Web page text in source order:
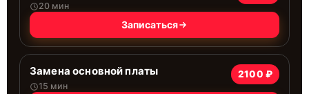
20 мин
Записаться
Замена основной платы
15 мин
2100 ₽